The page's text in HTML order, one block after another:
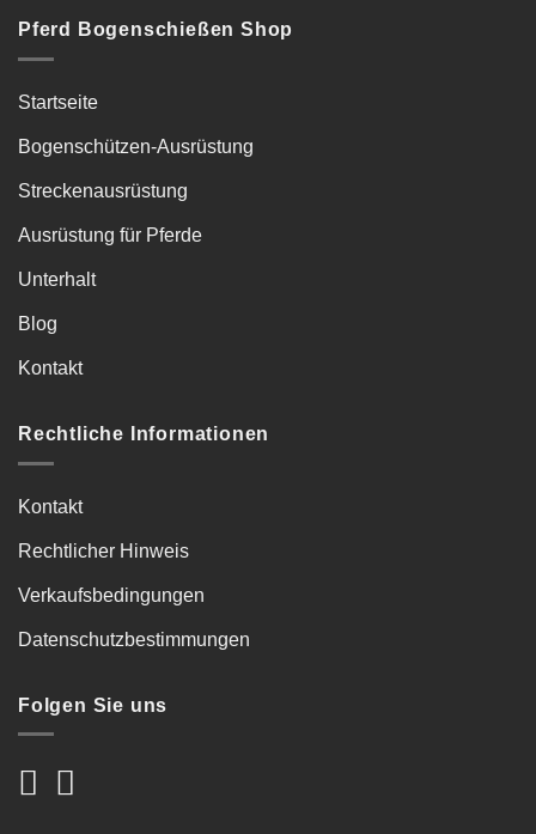
Pferd Bogenschießen Shop
Startseite
Bogenschützen-Ausrüstung
Streckenausrüstung
Ausrüstung für Pferde
Unterhalt
Blog
Kontakt
Rechtliche Informationen
Kontakt
Rechtlicher Hinweis
Verkaufsbedingungen
Datenschutzbestimmungen
Folgen Sie uns